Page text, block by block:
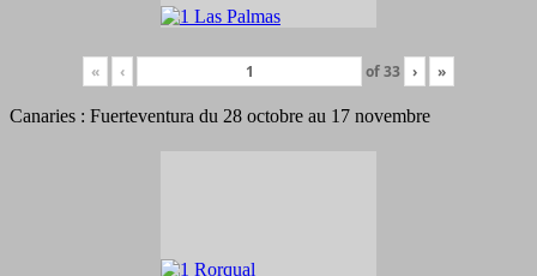
« ‹ of33 › »
Canaries : Fuerteventura du 28 octobre au 17 novembre